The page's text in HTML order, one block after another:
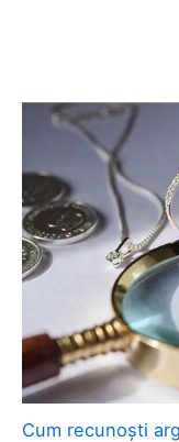
Cum recunoști